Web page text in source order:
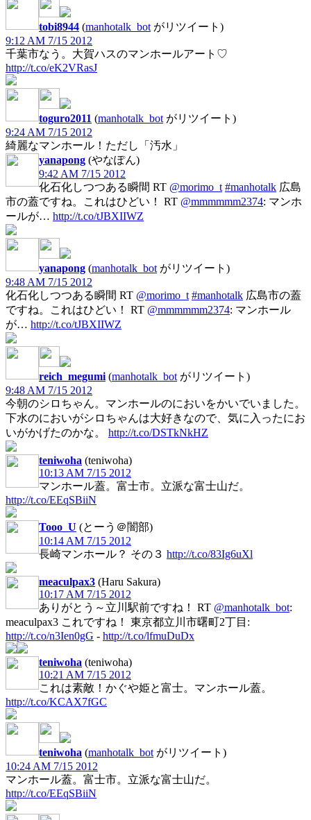
tobi8944 (manhotalk_bot がリツイート)
9:12 AM 7/15 2012
千葉市なう。大賀ハスのマンホールアート♡
http://t.co/eK2VRasJ
toguro2011 (manhotalk_bot がリツイート)
9:24 AM 7/15 2012
綺麗なマンホール！ただし「汚水」
yanapong (やなぽん)
9:42 AM 7/15 2012
化石化しつつある瞬間 RT @morimo_t #manhotalk 広島
市の蓋ですね。これはひどい！ RT @mmmmmm2374: マンホ
ールが… http://t.co/tJBXIIWZ
yanapong (manhotalk_bot がリツイート)
9:48 AM 7/15 2012
化石化しつつある瞬間 RT @morimo_t #manhotalk 広島市の蓋
ですね。これはひどい！ RT @mmmmmm2374: マンホール
が… http://t.co/tJBXIIWZ
reich_megumi (manhotalk_bot がリツイート)
9:48 AM 7/15 2012
今朝のシロちゃん。マンホールのにおいをかいでいました。
下水のにおいがシロちゃんは大好きなので、気に入ったにお
いがかげたのかな。 http://t.co/DSTkNkHZ
teniwoha (teniwoha)
10:13 AM 7/15 2012
マンホール蓋。富士市。立派な富士山だ。
http://t.co/EEqSBiiN
Tooo_U (とーう＠闇部)
10:14 AM 7/15 2012
長崎マンホール？ その３ http://t.co/83Ig6uXl
meaculpax3 (Haru Sakura)
10:17 AM 7/15 2012
ありがとう～立川駅前ですね！ RT @manhotalk_bot:
meaculpax3 これですね！ 東京都立川市曙町2丁目:
http://t.co/n3Ien0gG - http://t.co/lfmuDuDx
teniwoha (teniwoha)
10:21 AM 7/15 2012
これは素敵！かぐや姫と富士。マンホール蓋。
http://t.co/KCAX7fGC
teniwoha (manhotalk_bot がリツイート)
10:24 AM 7/15 2012
マンホール蓋。富士市。立派な富士山だ。
http://t.co/EEqSBiiN